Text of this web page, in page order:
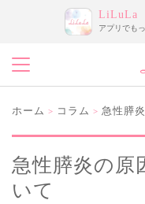
LiLuLa
アプリでも
ホーム > コラム > 急性膵
急性膵炎の原
いて